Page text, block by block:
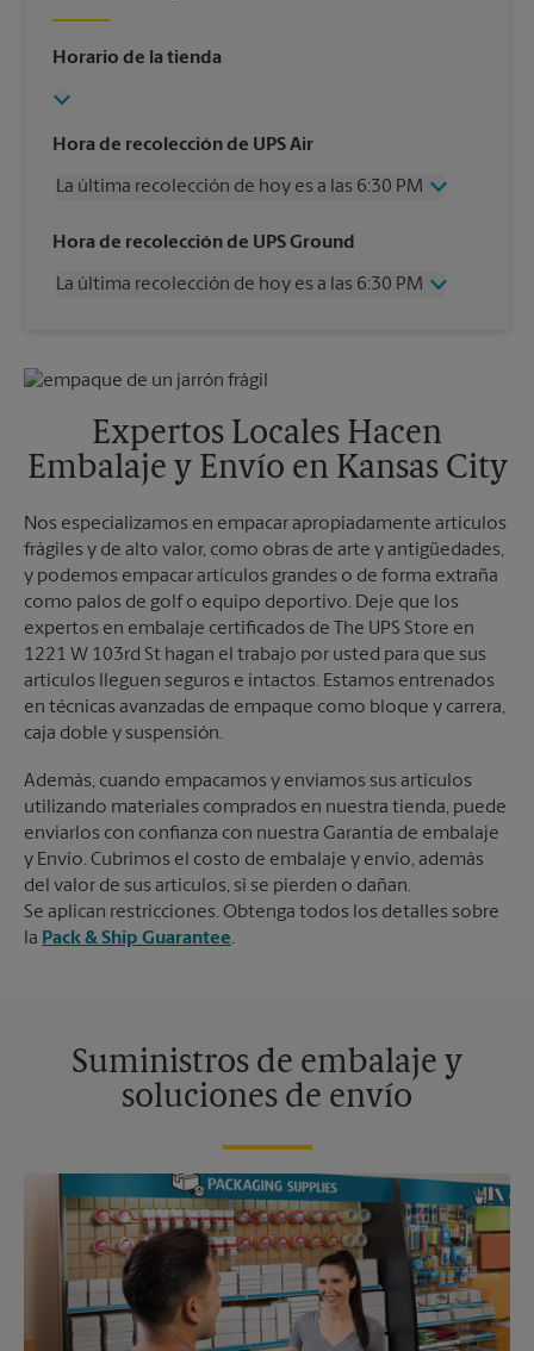
Horario de la tienda
Hora de recolección de UPS Air
La última recolección de hoy es a las 6:30 PM
Miércoles
6:30 PM
Viernes
6:30 PM
Martes
6:30 PM
Hora de recolección de UPS Ground
La última recolección de hoy es a las 6:30 PM
Viernes
6:30 PM
Domingo
Sin Recolección
Lunes
6:30 PM
Expertos Locales Hacen
Embalaje y Envío en Kansas City
Nos especializamos en empacar apropiadamente artículos
frágiles y de alto valor, como obras de arte y antigüedades,
y podemos empacar artículos grandes o de forma extraña
como palos de golf o equipo deportivo. Deje que los
expertos en embalaje certificados de The UPS Store en
1221 W 103rd St hagan el trabajo por usted para que sus
artículos lleguen seguros e intactos. Estamos entrenados
en técnicas avanzadas de empaque como bloque y carrera,
caja doble y suspensión.
Además, cuando empacamos y enviamos sus artículos
utilizando materiales comprados en nuestra tienda, puede
enviarlos con confianza con nuestra Garantía de embalaje
y Envío. Cubrimos el costo de embalaje y envío, además
del valor de sus artículos, si se pierden o dañan.
Se aplican restricciones. Obtenga todos los detalles sobre
la Pack & Ship Guarantee.
Suministros de embalaje y
soluciones de envío